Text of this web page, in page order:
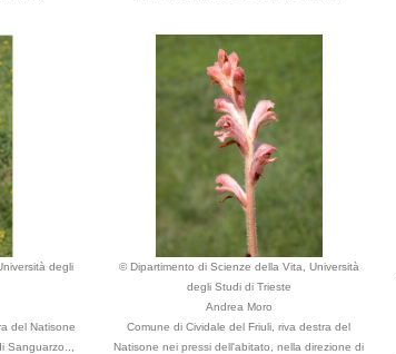
degli
del Natisone
Sanguarzo..,
© Dipartimento di Scienze della Vita, Università
degli Studi di Trieste
Andrea Moro
Comune di Cividale del Friuli, riva destra del
Natisone nei pressi dell'abitato, nella direzione di